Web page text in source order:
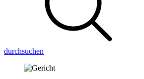
durchsuchen